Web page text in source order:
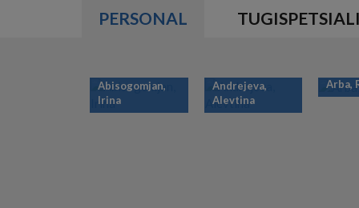
PERSONAL
Abisogomjan,
Irina
Andrejeva,
Alevtina
Arba,
PAGINATION